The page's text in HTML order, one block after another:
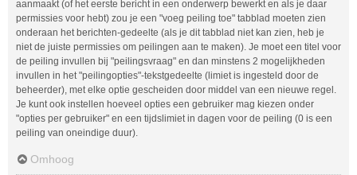
aanmaakt (of het eerste bericht in een onderwerp bewerkt en als je daar
permissies voor hebt) zou je een "voeg peiling toe" tabblad moeten zien
onderaan het berichten-gedeelte (als je dit tabblad niet kan zien, heb je
niet de juiste permissies om peilingen aan te maken). Je moet een titel voor
de peiling invullen bij "peilingsvraag" en dan minstens 2 mogelijkheden
invullen in het "peilingopties"-tekstgedeelte (limiet is ingesteld door de
beheerder), met elke optie gescheiden door middel van een nieuwe regel.
Je kunt ook instellen hoeveel opties een gebruiker mag kiezen onder
"opties per gebruiker" en een tijdslimiet in dagen voor de peiling (0 is een
peiling van oneindige duur).
Omhoog